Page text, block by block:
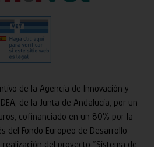
de la Agencia de Innovación y
de la Junta de Andalucía, por un
cofinanciado en un 80% por la
del Fondo Europeo de Desarrollo
realización del proyecto “Sistema de